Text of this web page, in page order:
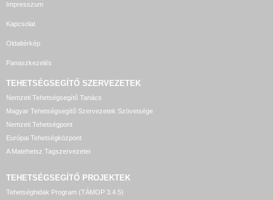
Impresszum
Kapcsolat
Oldaltérkép
Panaszkezelés
TEHETSÉGSEGÍTŐ SZERVEZETEK
Nemzeti Tehetségsegítő Tanács
Magyar Tehetségsegítő Szervezetek Szövetsége
Nemzeti Tehetségpont
Európai Tehetségközpont
A Matehetsz Tagszervezetei
TEHETSÉGSEGÍTŐ PROJEKTEK
Tehetséghidak Program (TÁMOP 3.4.5)